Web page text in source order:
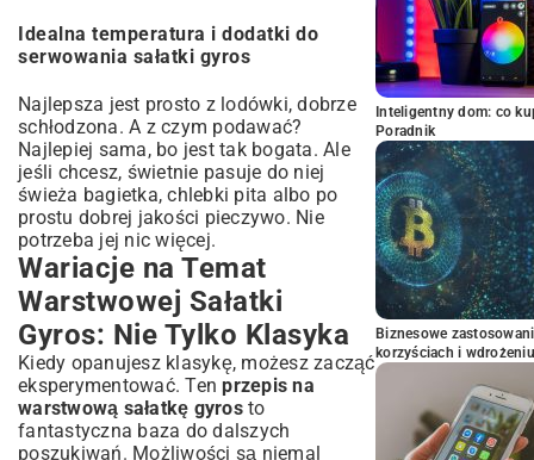
Idealna temperatura i dodatki do
serwowania sałatki gyros
Najlepsza jest prosto z lodówki, dobrze
schłodzona. A z czym podawać?
Najlepiej sama, bo jest tak bogata. Ale
jeśli chcesz, świetnie pasuje do niej
świeża bagietka, chlebki pita albo po
prostu dobrej jakości pieczywo. Nie
potrzeba jej nic więcej.
Wariacje na Temat
Warstwowej Sałatki
Gyros: Nie Tylko Klasyka
Kiedy opanujesz klasykę, możesz zacząć
eksperymentować. Tenprzepis na
warstwową sałatkę gyrosto
fantastyczna baza do dalszych
poszukiwań. Możliwości są niemal
Inteligentny dom: co
Poradnik
Biznesowe
korzyściach i wdrożeniu